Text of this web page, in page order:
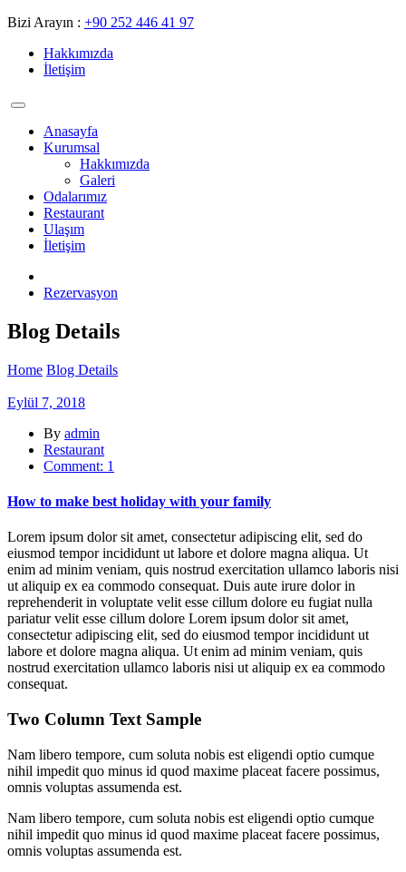
Bizi Arayın : +90 252 446 41 97
Hakkımızda
İletişim
Anasayfa
Kurumsal
Hakkımızda
Galeri
Odalarımız
Restaurant
Ulaşım
İletişim
Rezervasyon
Blog Details
Home Blog Details
Eylül 7, 2018
By admin
Restaurant
Comment: 1
How to make best holiday with your family
Lorem ipsum dolor sit amet, consectetur adipiscing elit, sed do
eiusmod tempor incididunt ut labore et dolore magna aliqua. Ut
enim ad minim veniam, quis nostrud exercitation ullamco laboris nisi
ut aliquip ex ea commodo consequat. Duis aute irure dolor in
reprehenderit in voluptate velit esse cillum dolore eu fugiat nulla
pariatur velit esse cillum dolore Lorem ipsum dolor sit amet,
consectetur adipiscing elit, sed do eiusmod tempor incididunt ut
labore et dolore magna aliqua. Ut enim ad minim veniam, quis
nostrud exercitation ullamco laboris nisi ut aliquip ex ea commodo
consequat.
Two Column Text Sample
Nam libero tempore, cum soluta nobis est eligendi optio cumque
nihil impedit quo minus id quod maxime placeat facere possimus,
omnis voluptas assumenda est.
Nam libero tempore, cum soluta nobis est eligendi optio cumque
nihil impedit quo minus id quod maxime placeat facere possimus,
omnis voluptas assumenda est.